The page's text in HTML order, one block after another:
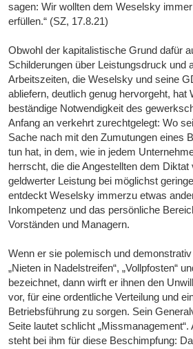
sagen: Wir wollten dem Weselsky
erfüllen.“ (SZ, 17.8.21)
Obwohl der kapitalistische Grund dafür
Schilderungen über Leistungsdruck und
Arbeitszeiten, die Weselsky und seine
abliefern, deutlich genug hervorgeht, hat
beständige Notwendigkeit des
Anfang an verkehrt zurechtgelegt: Wo
Sache nach mit den Zumutungen eines
tun hat, in dem, wie in jedem
herrscht, die die Angestellten dem
geldwerter Leistung bei möglichst
entdeckt Weselsky immerzu etwas
Inkompetenz und das persönliche
Vorständen und Managern.
Wenn er sie polemisch und
„Nieten in Nadelstreifen“, „Vollpfosten“
bezeichnet, dann wirft er ihnen den
vor, für eine ordentliche Verteilung und
Betriebsführung zu sorgen. Sein
Seite lautet schlicht „Missmanagement“.
steht bei ihm für diese Beschimpfung: